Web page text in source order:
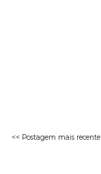
<< Postagem mais recente